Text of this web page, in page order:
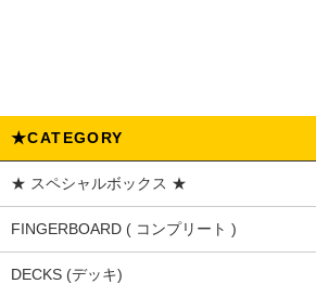
★CATEGORY
★ スペシャルボックス ★
FINGERBOARD ( コンプリート )
DECKS (デッキ)